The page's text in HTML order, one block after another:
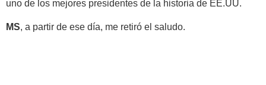
uno de los mejores presidentes de la historia de EE.UU.
MS, a partir de ese día, me retiró el saludo.